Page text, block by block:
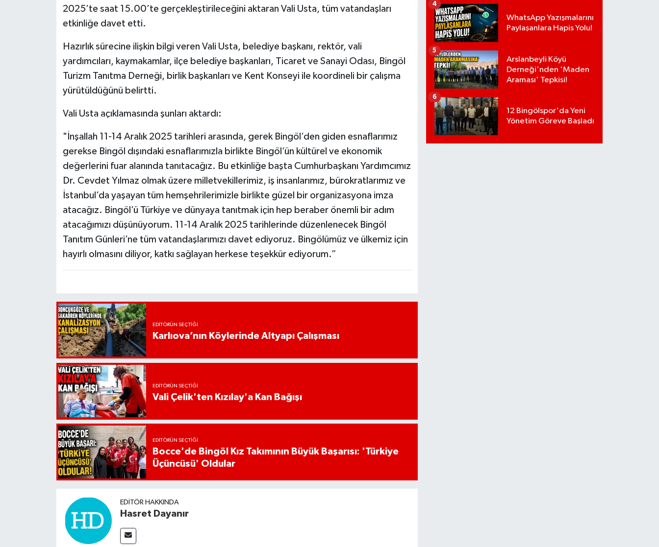
2025’te saat 15.00’te gerçekleştirileceğini aktaran Vali Usta, tüm vatandaşları
etkinliğe davet etti.
Hazırlık sürecine ilişkin bilgi veren Vali Usta, belediye başkanı, rektör, vali
yardımcıları, kaymakamlar, ilçe belediye başkanları, Ticaret ve Sanayi Odası, Bingöl
Turizm Tanıtma Derneği, birlik başkanları ve Kent Konseyi ile koordineli bir çalışma
yürütüldüğünü belirtti.
Vali Usta açıklamasında şunları aktardı:
"İnşallah 11-14 Aralık 2025 tarihleri arasında, gerek Bingöl’den giden esnaflarımız
gerekse Bingöl dışındaki esnaflarımızla birlikte Bingöl’ün kültürel ve ekonomik
değerlerini fuar alanında tanıtacağız. Bu etkinliğe başta Cumhurbaşkanı Yardımcımız
Dr. Cevdet Yılmaz olmak üzere milletvekillerimiz, iş insanlarımız, bürokratlarımız ve
İstanbul’da yaşayan tüm hemşehrilerimizle birlikte güzel bir organizasyona imza
atacağız. Bingöl’ü Türkiye ve dünyaya tanıtmak için hep beraber önemli bir adım
atacağımızı düşünüyorum. 11-14 Aralık 2025 tarihlerinde düzenlenecek Bingöl
Tanıtım Günleri’ne tüm vatandaşlarımızı davet ediyoruz. Bingölümüz ve ülkemiz için
hayırlı olmasını diliyor, katkı sağlayan herkese teşekkür ediyorum.”
EDITÖRÜN SEÇTIĞI
Karlıova’nın Köylerinde Altyapı Çalışması
EDITÖRÜN SEÇTIĞI
Vali Çelik'ten Kızılay'a Kan Bağışı
EDITÖRÜN SEÇTIĞI
Bocce'de Bingöl Kız Takımının Büyük Başarısı: 'Türkiye
Üçüncüsü' Oldular
EDITÖR HAKKINDA
Hasret Dayanır
WhatsApp Yazışmalarını
Paylaşanlara Hapis Yolu!
4
Arslanbeyli Köyü
Derneği'nden 'Maden
Araması' Tepkisi!
5
12 Bingölspor'da Yeni
Yönetim Göreve Başladı
6